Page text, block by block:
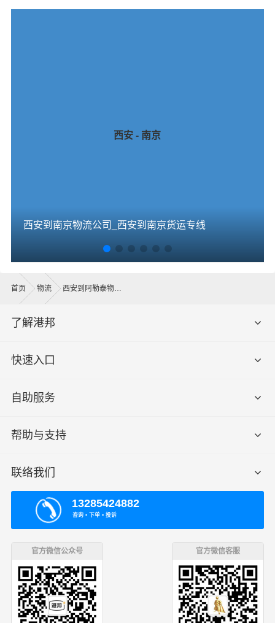
西安 - 南京
西安到南京物流公司_西安到南京货运专线
首页 物流 西安到阿勒泰物流公司
了解港邦
快速入口
自助服务
帮助与支持
联络我们
13285424882
咨询 ▪ 下单 ▪ 投诉
官方微信公众号 官方微信客服